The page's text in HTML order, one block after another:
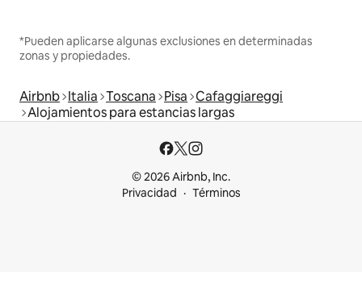
*Pueden aplicarse algunas exclusiones en determinadas
zonas y propiedades.
Airbnb Italia Toscana Pisa Cafaggiareggi
Alojamientos para estancias largas
© 2026 Airbnb, Inc.
Privacidad
Términos